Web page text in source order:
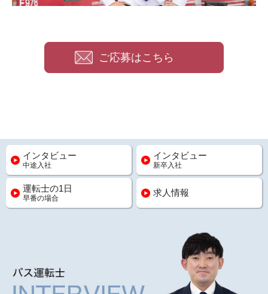
ご応募はこちら
インタビュー
中途入社
インタビュー
新卒入社
運転士の1日
早番の場合
求人情報